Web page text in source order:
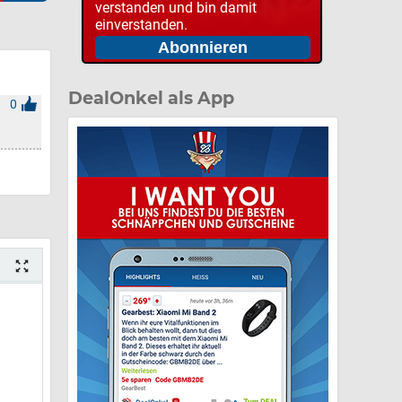
0
verstanden und bin damit
einverstanden.
DealOnkel als App